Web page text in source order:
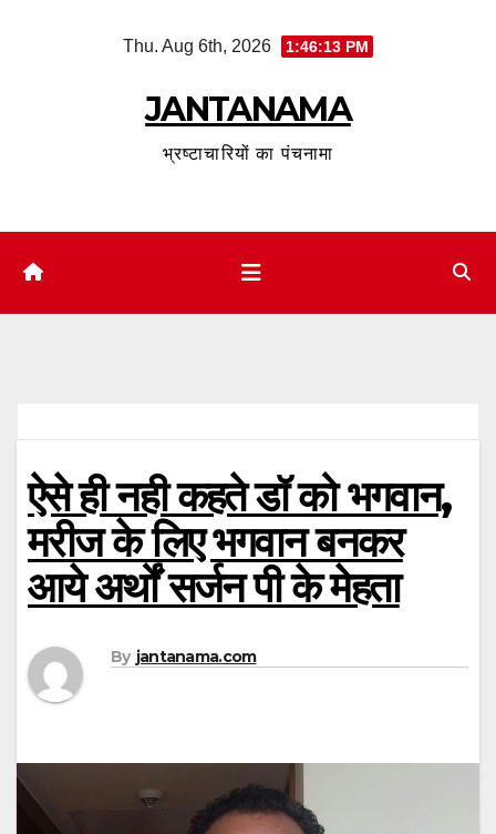
Thu. Aug 6th, 2026 1:46:14 PM
JANTANAMA
भ्रष्टाचारियों का पंचनामा
ऐसे ही नही कहते डॉ को भगवान,
मरीज के लिए भगवान बनकर
आये अर्थों सर्जन पी के मेहता
By jantanama.com